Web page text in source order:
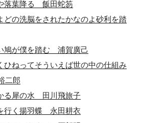
落葉降る 飯田蛇笏
どの洗脳をされたかなのよ砂利を踏
鳩が僕を踏む 浦賀廣己
ひねってそういえば世の中の仕組み
二郎
る犀の水 田川飛旅子
行く揚羽蝶 永田耕衣